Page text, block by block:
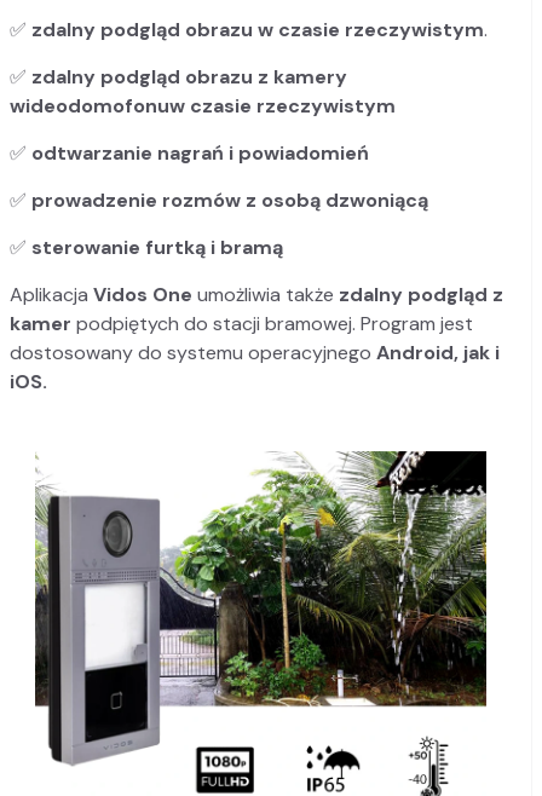
✅ zdalny podgląd obrazu w czasie rzeczywistym.
✅ zdalny podgląd obrazu z kamery
wideodomofonuw czasie rzeczywistym
✅ odtwarzanie nagrań i powiadomień
✅ prowadzenie rozmów z osobą dzwoniącą
✅ sterowanie furtką i bramą
Aplikacja Vidos One umożliwia także zdalny podgląd z
kamer podpiętych do stacji bramowej. Program jest
dostosowany do systemu operacyjnego Android, jak i
iOS.